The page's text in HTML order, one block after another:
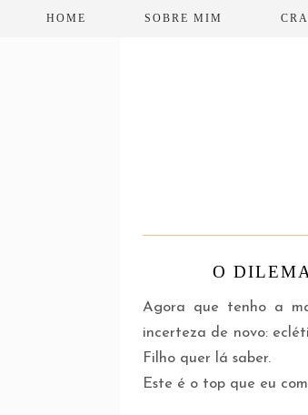
HOME SOBRE MIM
O
Agora que tenho a
incerteza de novo:
Filho quer lá saber.
Este é o top que eu